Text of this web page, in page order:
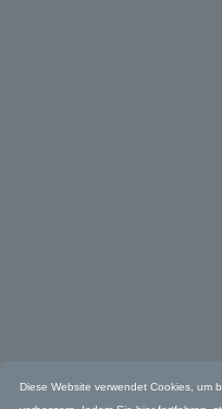
Diese Website verwendet Cookies, um